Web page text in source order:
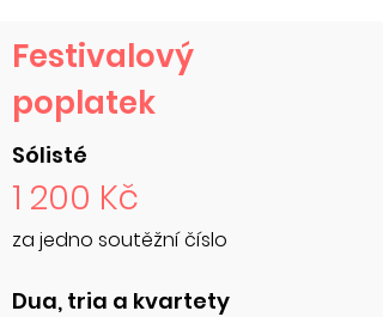
Festivalový
poplatek
Sólisté
1 200 Kč
za jedno soutěžní číslo
Dua, tria a kvartety